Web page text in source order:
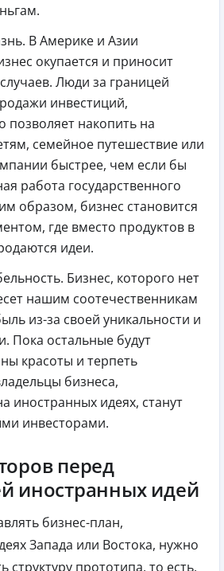
В Америке и Азии
окупается и приносит
Люди за границей
инвестиций,
позволяет накопить на
семейное путешествие или
быстрее, чем если бы
работа государственного
образом, бизнес становится
где вместо продуктов в
идеи.
Бизнес, которого нет
нашим соотечественникам
из-за своей уникальности и
Пока остальные будут
красоты и терпеть
бизнеса,
иностранных идеях, станут
инвесторами.
перед
иностранных идей
бизнес-план,
Запада или Востока, нужно
структуру прототипа, то есть,